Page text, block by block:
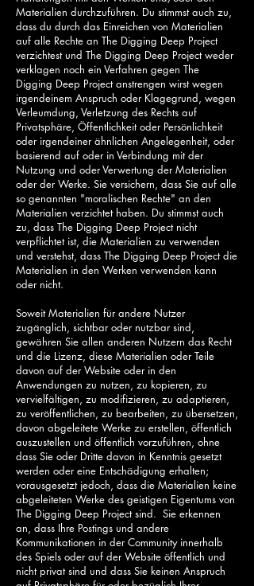
Materialien durchzuführen. Du stimmst auch zu,
dass du durch das Einreichen von Materialien
auf alle Rechte an The Digging Deep Project
verzichtest und The Digging Deep Project weder
verklagen noch ein Verfahren gegen The
Digging Deep Project anstrengen wirst wegen
irgendeinem Anspruch oder Klagegrund, wegen
Verleumdung, Verletzung des Rechts auf
Privatsphäre, Öffentlichkeit oder Persönlichkeit
oder irgendeiner ähnlichen Angelegenheit, oder
basierend auf oder in Verbindung mit der
Nutzung und oder Verwertung der Materialien
oder der Werke. Sie versichern, dass Sie auf alle
so genannten "moralischen Rechte" an den
Materialien verzichtet haben. Du stimmst auch
zu, dass The Digging Deep Project nicht
verpflichtet ist, die Materialien zu verwenden
und verstehst, dass The Digging Deep Project die
Materialien in den Werken verwenden kann
oder nicht.
Soweit Materialien für andere Nutzer
zugänglich, sichtbar oder nutzbar sind,
gewähren Sie allen anderen Nutzern das Recht
und die Lizenz, diese Materialien oder Teile
davon auf der Website oder in den
Anwendungen zu nutzen, zu kopieren, zu
vervielfältigen, zu modifizieren, zu adaptieren,
zu veröffentlichen, zu bearbeiten, zu übersetzen,
davon abgeleitete Werke zu erstellen, öffentlich
auszustellen und öffentlich vorzuführen, ohne
dass Sie oder Dritte davon in Kenntnis gesetzt
werden oder eine Entschädigung erhalten;
vorausgesetzt jedoch, dass die Materialien keine
abgeleiteten Werke des geistigen Eigentums von
The Digging Deep Project sind. Sie erkennen
an, dass Ihre Postings und andere
Kommunikationen in der Community innerhalb
des Spiels oder auf der Website öffentlich und
nicht privat sind und dass Sie keinen Anspruch